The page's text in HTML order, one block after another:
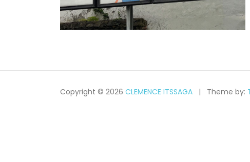
Copyright © 2026 CLEMENCE ITSSAGA Theme by: